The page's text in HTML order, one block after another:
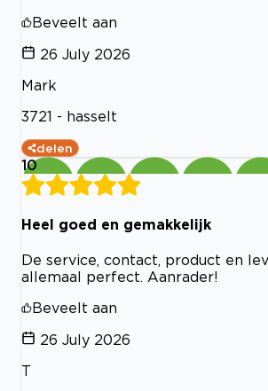
Beveelt aan
26 July 2026
Mark
3721 - hasselt
delen
10
Heel goed en gemakkelijk
De service, contact, product en
allemaal perfect. Aanrader!
Beveelt aan
26 July 2026
T